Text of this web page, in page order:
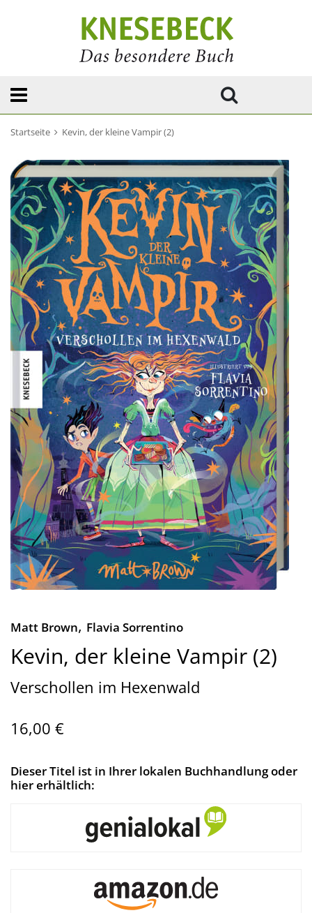
Startseite Kevin, der kleine Vampir (2)
Matt Brown, Flavia Sorrentino
Kevin, der kleine Vampir (2)
Verschollen im Hexenwald
16,00 €
Dieser Titel ist in Ihrer lokalen Buchhandlung oder
hier erhältlich: